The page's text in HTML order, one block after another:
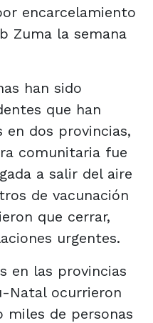
encarcelamiento
Zuma la semana
han sido
que han
en dos provincias,
comunitaria fue
a salir del aire
de vacunación
que cerrar,
urgentes.
en las provincias
Natal ocurrieron
miles de personas